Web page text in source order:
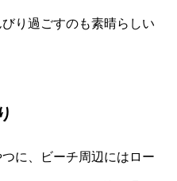
り過ごすのも素晴らしい
に、ビーチ周辺にはロー